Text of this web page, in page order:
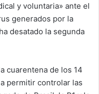
y voluntaria» ante el
generados por la
desatado la segunda
cuarentena de los 14
permitir controlar las